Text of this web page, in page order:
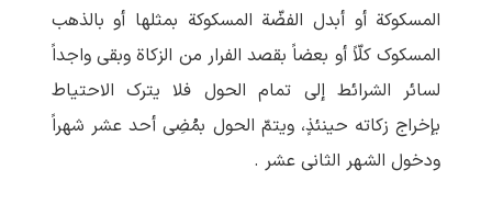
المسکوکة أو أبدل الفضّة المسکوکة بمثلها أو بالذهب
المسکوک کلّاً أو بعضاً بقصد الفرار من الزکاة وبقی واجداً
لسائر الشرائط إلی تمام الحول فلا یترک الاحتیاط
بإخراج زکاته حینئذٍ، ویتمّ الحول بمُضِی أحد عشر شهراً
ودخول الشهر الثانی عشر .